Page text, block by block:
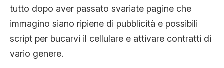
tutto dopo aver passato svariate pagine che
immagino siano ripiene di pubblicità e possibili
script per bucarvi il cellulare e attivare contratti di
vario genere.